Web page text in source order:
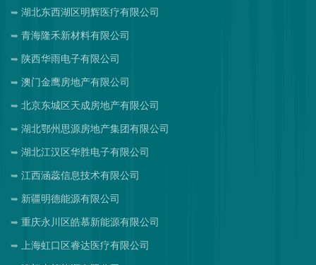
湖北东西湖区明辉医疗有限公司
青海隆禾新材料有限公司
陕西华雨电子有限公司
澳门金鹰房地产有限公司
北京东城区天成房地产有限公司
湖北鄂州思源房地产集团有限公司
湖北江汉区华胜电子有限公司
江西涵蕊信息技术有限公司
新疆明德能源有限公司
重庆永川区皓慕新能源有限公司
上海虹口区睿达医疗有限公司